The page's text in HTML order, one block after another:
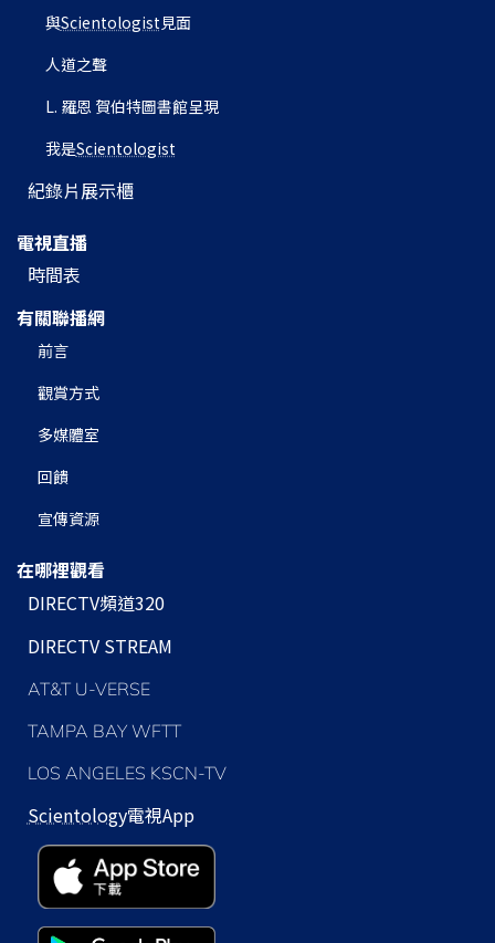
與Scientologist 見面
人道之聲
L. 羅恩 賀伯特圖書館呈現
我是Scientologist
紀錄片展示櫃
電視直播
時間表
有關聯播網
前言
觀賞方式
多媒體室
回饋
宣傳資源
在哪裡觀看
DIRECTV頻道320
DIRECTV STREAM
AT&T U-VERSE
TAMPA BAY WFTT
LOS ANGELES KSCN-TV
Scientology電視App